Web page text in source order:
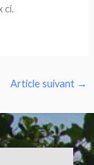
ci.
Article suivant →